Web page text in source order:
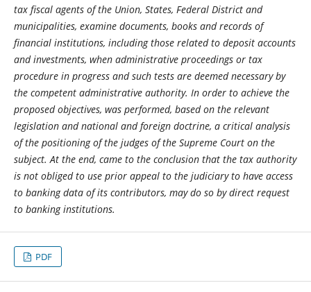
tax fiscal agents of the Union, States, Federal District and
municipalities, examine documents, books and records of
financial institutions, including those related to deposit accounts
and investments, when administrative proceedings or tax
procedure in progress and such tests are deemed necessary by
the competent administrative authority. In order to achieve the
proposed objectives, was performed, based on the relevant
legislation and national and foreign doctrine, a critical analysis
of the positioning of the judges of the Supreme Court on the
subject. At the end, came to the conclusion that the tax authority
is not obliged to use prior appeal to the judiciary to have access
to banking data of its contributors, may do so by direct request
to banking institutions.
PDF